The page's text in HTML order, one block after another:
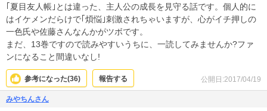
｢夏目友人帳｣とは違った、主人公の成長を見守る話です。個人的に
はイケメンだらけで｢煩悩｣刺激されちゃいますが、心がイチ押しの
一色氏や佐藤さんなんかがツボです。
まだ、13巻ですので読みやすいうちに、一読してみませんか?ファ
ンになること間違いなし!
公開日:2017/04/19
参考になった(36) 報告する
みやちんさん